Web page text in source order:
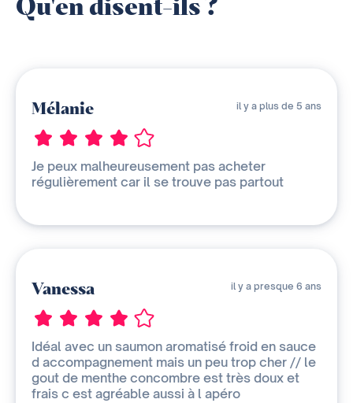
Qu'en disent-ils ?
Mélanie il y a plus de 5 ans
Je peux malheureusement pas acheter
régulièrement car il se trouve pas partout
Vanessa il y a presque 6 ans
Idéal avec un saumon aromatisé froid en sauce
d accompagnement mais un peu trop cher // le
gout de menthe concombre est très doux et
frais c est agréable aussi à l apéro